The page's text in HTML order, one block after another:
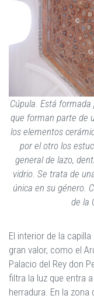
Cúpula. Está
que forman parte de
los elementos
por el otro los
general de lazo,
vidrio. Se trata de
única en su género.
de la
El interior de la
gran valor, como el
Palacio del Rey don
filtra la luz que entra
herradura. En la zona